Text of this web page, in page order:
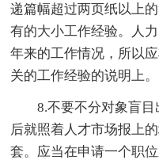
递篇幅超过两页纸以上
有的大小工作经验。人
年来的工作情况，所以
关的工作经验的说明上。
8.不要不分对象盲
后就照着人才市场报上
套。应当在申请一个职